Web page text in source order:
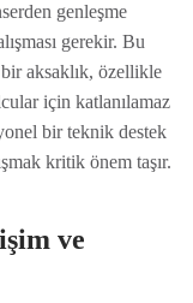
genleşme
gerekir. Bu
aksaklık, özellikle
için katlanılamaz
bir teknik destek
kritik önem taşır.
ve